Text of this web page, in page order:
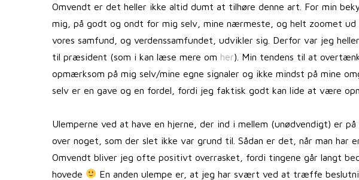
Omvendt er det heller ikke altid dumt at tilhøre denne art. For min
mig, på godt og ondt for mig selv, mine nærmeste, og helt zoomet ud
vores samfund, og verdenssamfundet, udvikler sig. Derfor var jeg
til præsident (som i kan læse mere om her). Min tendens til at
opmærksom på mig selv/mine egne signaler og ikke mindst på mine
selv er en gave og en fordel, fordi jeg faktisk godt kan lide at være
Ulemperne ved at have en hjerne, der ind i mellem (unødvendigt) er
over noget, som der slet ikke var grund til. Sådan er det, når man har
Omvendt bliver jeg ofte positivt overrasket, fordi tingene går langt
hovede
En anden ulempe er, at jeg har svært ved at træffe